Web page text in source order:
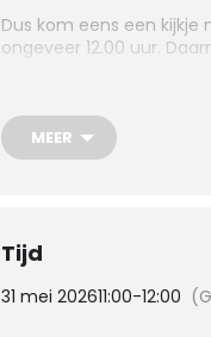
Dus kom eens een
ongeveer 12.00 uur.
MEER
Tijd
31 mei 202611:00-12:00